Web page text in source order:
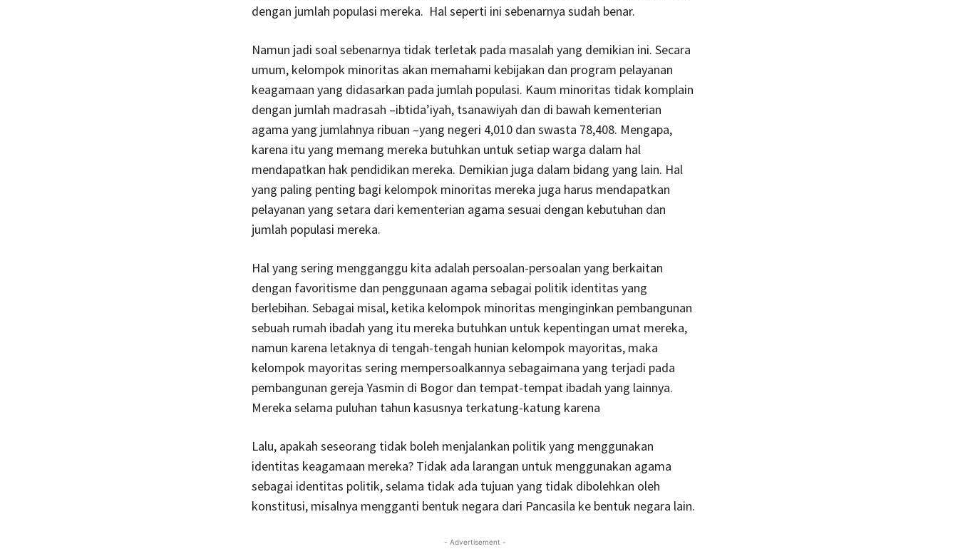
dengan jumlah populasi mereka. Hal seperti ini sebenarnya sudah benar.
Namun jadi soal sebenarnya tidak terletak pada masalah yang demikian ini. Secara
umum, kelompok minoritas akan memahami kebijakan dan program pelayanan
keagamaan yang didasarkan pada jumlah populasi. Kaum minoritas tidak komplain
dengan jumlah madrasah –ibtida’iyah, tsanawiyah dan di bawah kementerian
agama yang jumlahnya ribuan –yang negeri 4,010 dan swasta 78,408. Mengapa,
karena itu yang memang mereka butuhkan untuk setiap warga dalam hal
mendapatkan hak pendidikan mereka. Demikian juga dalam bidang yang lain. Hal
yang paling penting bagi kelompok minoritas mereka juga harus mendapatkan
pelayanan yang setara dari kementerian agama sesuai dengan kebutuhan dan
jumlah populasi mereka.
Hal yang sering mengganggu kita adalah persoalan-persoalan yang berkaitan
dengan favoritisme dan penggunaan agama sebagai politik identitas yang
berlebihan. Sebagai misal, ketika kelompok minoritas menginginkan pembangunan
sebuah rumah ibadah yang itu mereka butuhkan untuk kepentingan umat mereka,
namun karena letaknya di tengah-tengah hunian kelompok mayoritas, maka
kelompok mayoritas sering mempersoalkannya sebagaimana yang terjadi pada
pembangunan gereja Yasmin di Bogor dan tempat-tempat ibadah yang lainnya.
Mereka selama puluhan tahun kasusnya terkatung-katung karena
Lalu, apakah seseorang tidak boleh menjalankan politik yang menggunakan
identitas keagamaan mereka? Tidak ada larangan untuk menggunakan agama
sebagai identitas politik, selama tidak ada tujuan yang tidak dibolehkan oleh
konstitusi, misalnya mengganti bentuk negara dari Pancasila ke bentuk negara lain.
- Advertisement -